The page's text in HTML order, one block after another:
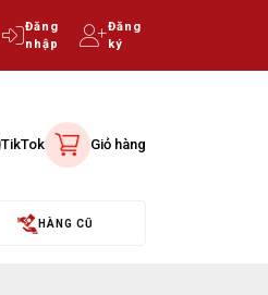
Đăng
nhập
Đăng
ký
TikTok Giỏ hàng
HÀNG CŨ